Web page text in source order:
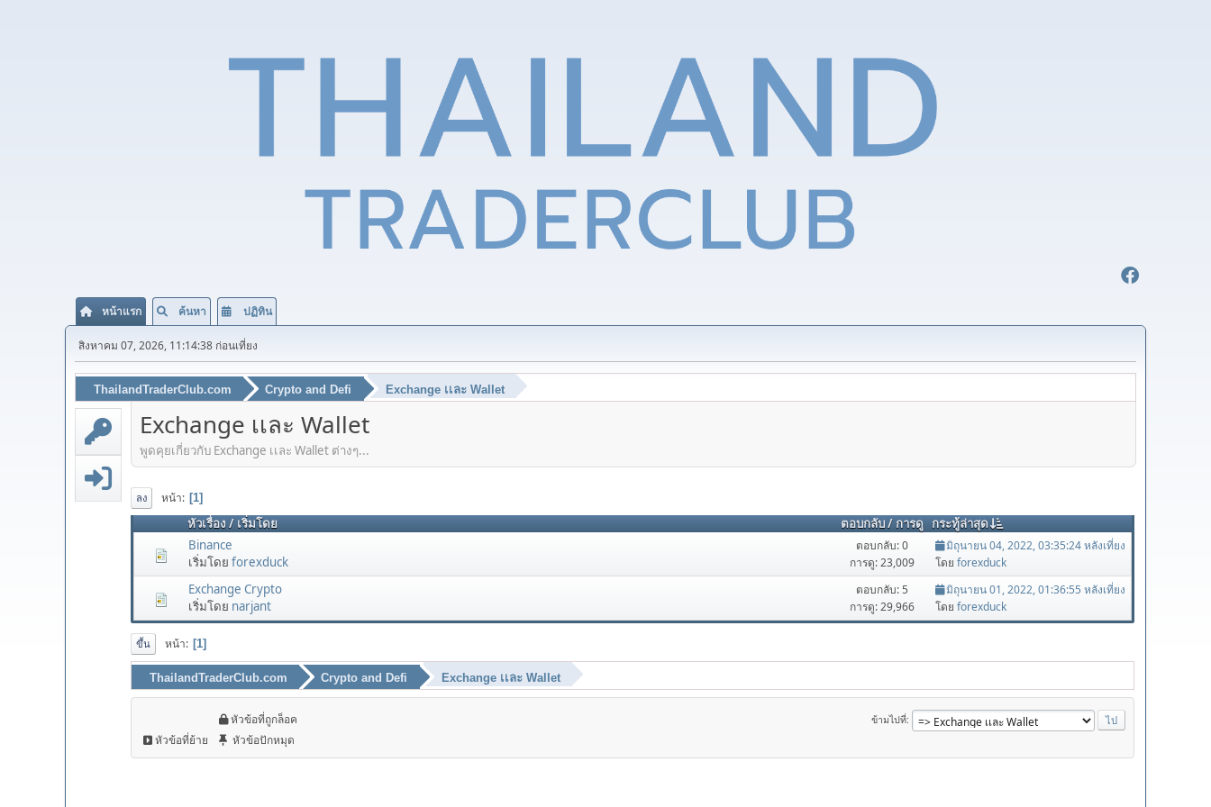
หน้าแรก ค้นหา ปฏิทิน
สิงหาคม 07, 2026, 11:14:38 ก่อนเที่ยง
ThailandTraderClub.com Crypto and Defi Exchange เเละ Wallet
Exchange เเละ Wallet
พูดคุยเกี่ยวกับ Exchange เเละ Wallet ต่างๆ...
ลง หน้า 1
หัวเรื่อง/เริ่มโดย ตอบกลับ/การดู กระทู้ล่าสุด
ฺBinance
เริ่มโดย forexduck
ตอบกลับ: 0
การดู: 23,009
มิถุนายน 04, 2022, 03:35:24 หลังเที่ยง
โดย forexduck
Exchange Crypto
เริ่มโดย narjant
ตอบกลับ: 5
การดู: 29,966
มิถุนายน 01, 2022, 01:36:55 หลังเที่ยง
โดย forexduck
ขึ้น หน้า 1
ThailandTraderClub.com Crypto and Defi Exchange เเละ Wallet
ข้ามไปที่
หัวข้อที่ย้าย
หัวข้อที่ถูกล็อค
หัวข้อปักหมุด